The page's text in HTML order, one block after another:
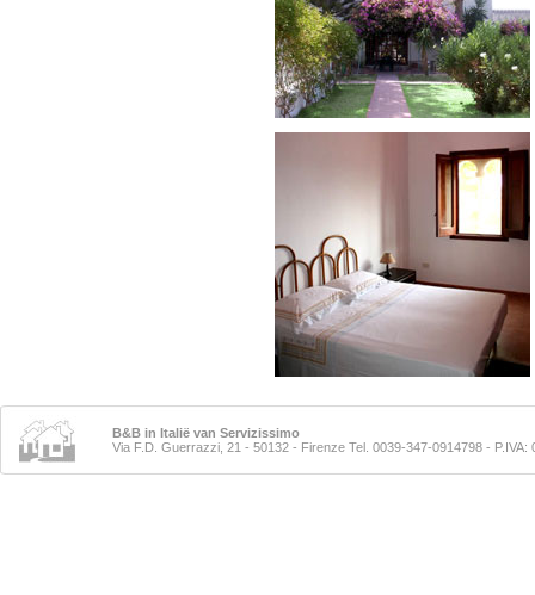
B&B in Italië van Servizissimo
Via F.D. Guerrazzi, 21 - 50132 - Firenze Tel. 0039-347-0914798 - P.IVA: